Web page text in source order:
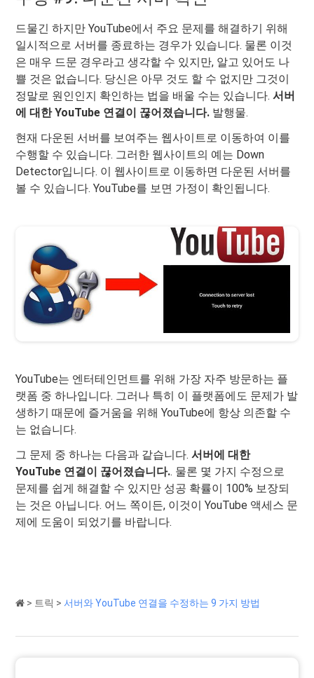
드물긴 하지만 YouTube에서 주요 문제를 해결하기 위해
일시적으로 서버를 종료하는 경우가 있습니다. 물론 이것
은 매우 드문 경우라고 생각할 수 있지만, 알고 있어도 나
쁠 것은 없습니다. 당신은 아무 것도 할 수 없지만 그것이
정말로 원인인지 확인하는 법을 배울 수는 있습니다.서버
에 대한 YouTube 연결이 끊어졌습니다. 발행물.
현재 다운된 서버를 보여주는 웹사이트로 이동하여 이를
수행할 수 있습니다. 그러한 웹사이트의 예는 Down
Detector입니다. 이 웹사이트로 이동하면 다운된 서버를
볼 수 있습니다. YouTube를 보면 가정이 확인됩니다.
YouTube는 엔터테인먼트를 위해 가장 자주 방문하는 플
랫폼 중 하나입니다. 그러나 특히 이 플랫폼에도 문제가 발
생하기 때문에 즐거움을 위해 YouTube에 항상 의존할 수
는 없습니다.
그 문제 중 하나는 다음과 같습니다.서버에 대한
YouTube 연결이 끊어졌습니다.. 물론 몇 가지 수정으로
문제를 쉽게 해결할 수 있지만 성공 확률이 100% 보장되
는 것은 아닙니다. 어느 쪽이든, 이것이 YouTube 액세스 문
제에 도움이 되었기를 바랍니다.
> 트릭 >서버와 YouTube 연결을 수정하는 9 가지 방법